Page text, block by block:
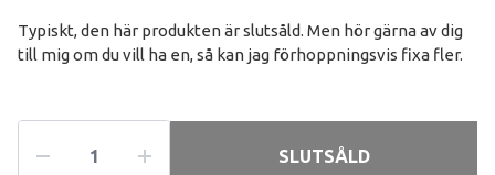
Typiskt, den här produkten är slutsåld. Men hör gärna av dig
till mig om du vill ha en, så kan jag förhoppningsvis fixa fler.
SLUTSÅLD